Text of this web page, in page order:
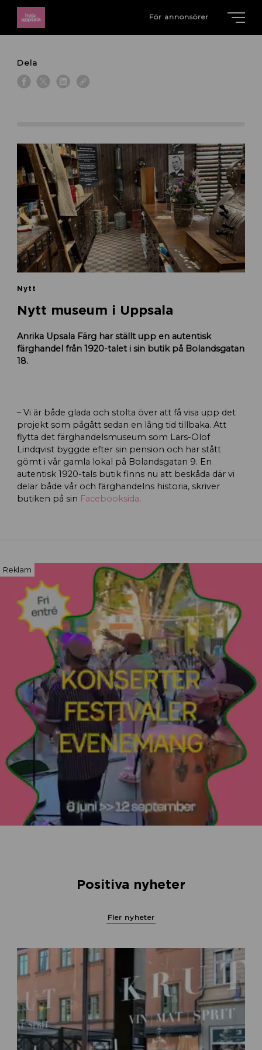
För annonsörer
Dela
Nytt
Nytt museum i Uppsala
Anrika Upsala Färg har ställt upp en autentisk
färghandel från 1920-talet i sin butik på Bolandsgatan
18.
– Vi är både glada och stolta över att få visa upp det
projekt som pågått sedan en lång tid tillbaka. Att
flytta det färghandelsmuseum som Lars-Olof
Lindqvist byggde efter sin pension och har stått
gömt i vår gamla lokal på Bolandsgatan 9. En
autentisk 1920-tals butik finns nu att beskåda där vi
delar både vår och färghandelns historia, skriver
butiken på sin Facebooksida.
Reklam
Positiva nyheter
Fler nyheter